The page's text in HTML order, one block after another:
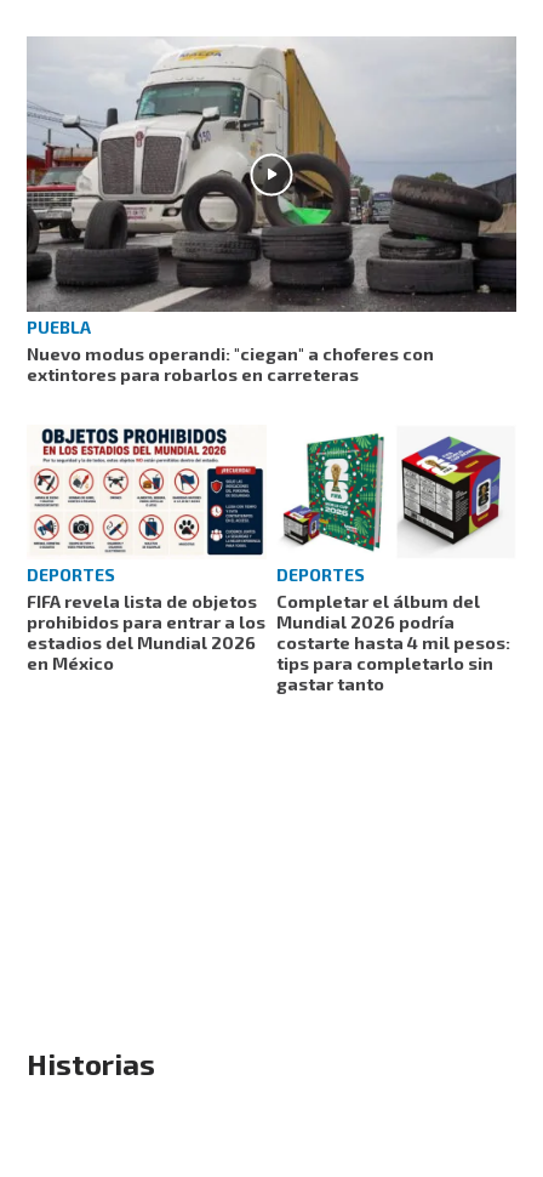
PUEBLA
Nuevo modus operandi: "ciegan" a choferes con
extintores para robarlos en carreteras
DEPORTES
FIFA revela lista de objetos
prohibidos para entrar a los
estadios del Mundial 2026
en México
DEPORTES
Completar el álbum del
Mundial 2026 podría
costarte hasta 4 mil pesos:
tips para completarlo sin
gastar tanto
Historias